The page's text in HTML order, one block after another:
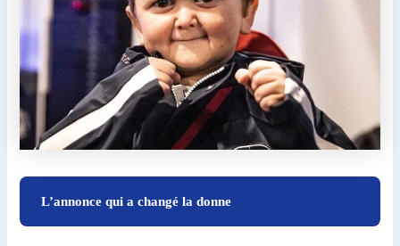
L’annonce qui a changé la donne